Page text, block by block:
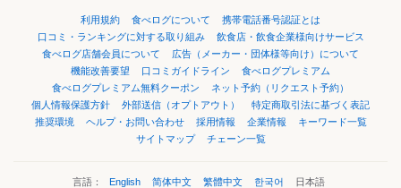
利用規約 食べログについて
携帯電話番号認証とは
口コミ・ランキングに対する取り組み
飲食店・飲食企業様向けサービス
食べログ店舗会員について
広告（メーカー・団体様等向け）について
機能改善要望
口コミガイドライン
食べログプレミアム
食べログプレミアム無料クーポン
ネット予約（リクエスト予約）
個人情報保護方針
外部送信（オプトアウト）
特定商取引法に基づく表記
推奨環境
ヘルプ・お問い合わせ 採用情報 企業情報
キーワード一覧
サイトマップ
チェーン一覧
言語： English 简体中文 繁體中文 한국어 日本語